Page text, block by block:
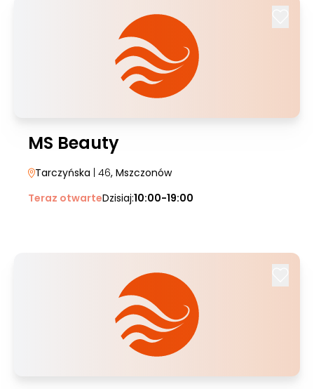
MS Beauty
Tarczyńska | 46, Mszczonów
Teraz otwarteDzisiaj:10:00-19:00